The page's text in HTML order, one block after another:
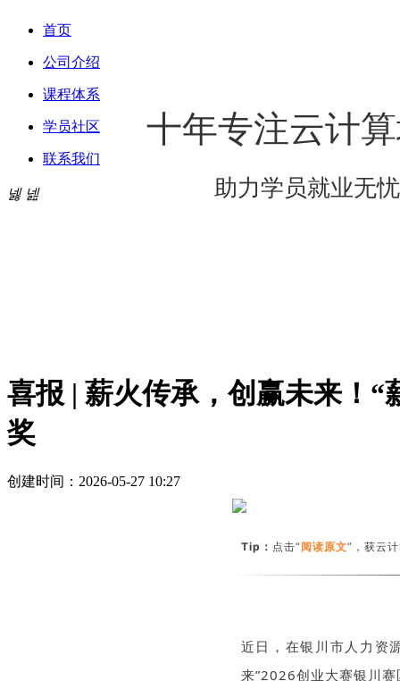
首页
公司介绍
课程体系
学员社区
联系我们
十年专注云计
助力学员就业无忧
넳 넲
喜报 | 薪火传承，创赢未来！
奖
创建时间： 2026-05-27 10:27
Tip： 点击“阅读原文”，获云
近日，在银川市人力资
来”2026创业大赛银川